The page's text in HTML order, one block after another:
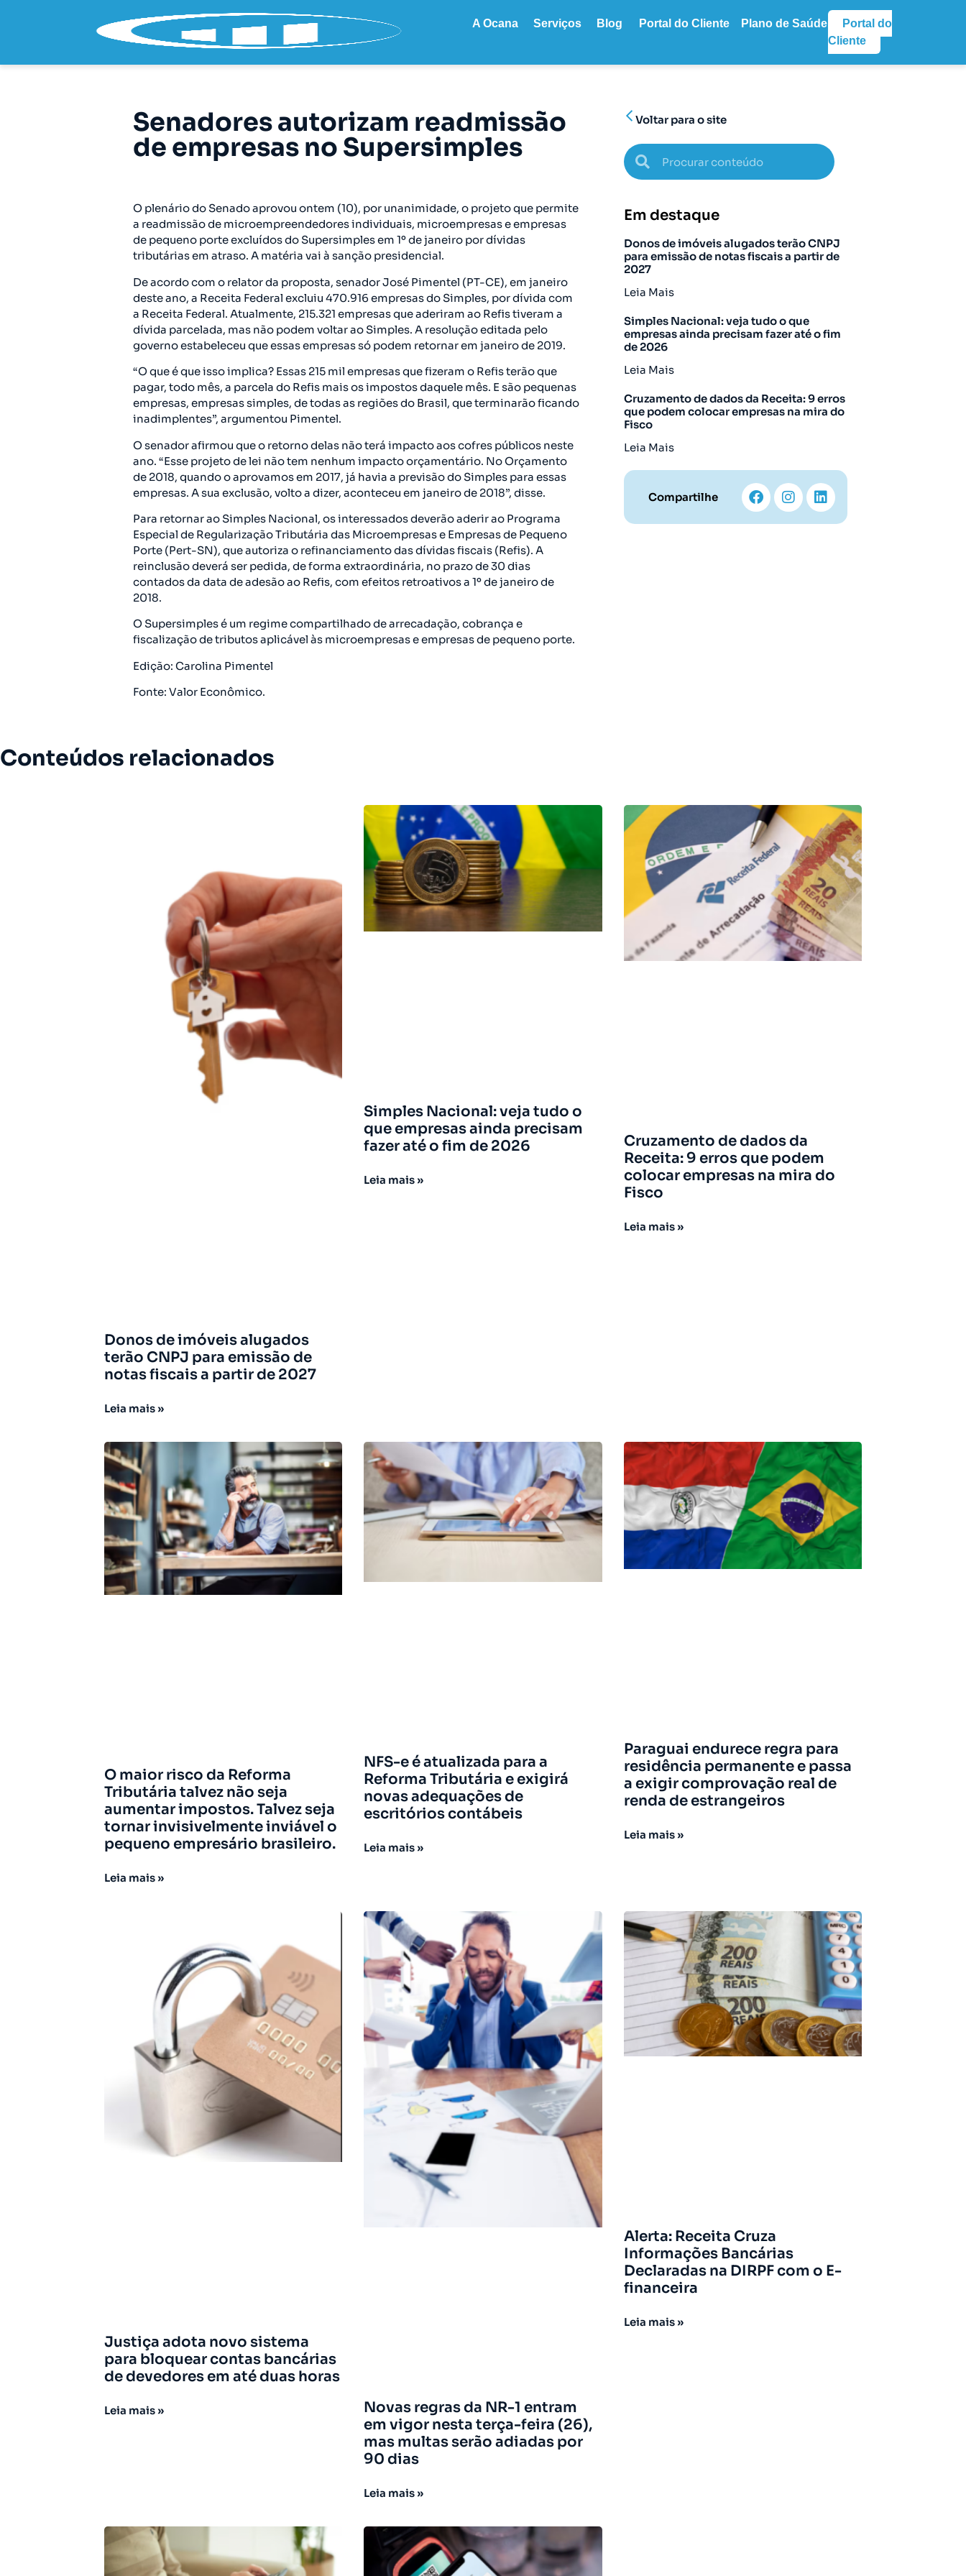
A Ocana Serviços Blog Portal do Cliente Plano de Saúde
Portal do
Cliente
Senadores autorizam readmissão
de empresas no Supersimples
O plenário do Senado aprovou ontem (10), por unanimidade, o projeto que permite
a readmissão de microempreendedores individuais, microempresas e empresas
de pequeno porte excluídos do Supersimples em 1º de janeiro por dívidas
tributárias em atraso. A matéria vai à sanção presidencial.
De acordo com o relator da proposta, senador José Pimentel (PT-CE), em janeiro
deste ano, a Receita Federal excluiu 470.916 empresas do Simples, por dívida com
a Receita Federal. Atualmente, 215.321 empresas que aderiram ao Refis tiveram a
dívida parcelada, mas não podem voltar ao Simples. A resolução editada pelo
governo estabeleceu que essas empresas só podem retornar em janeiro de 2019.
“O que é que isso implica? Essas 215 mil empresas que fizeram o Refis terão que
pagar, todo mês, a parcela do Refis mais os impostos daquele mês. E são pequenas
empresas, empresas simples, de todas as regiões do Brasil, que terminarão ficando
inadimplentes”, argumentou Pimentel.
O senador afirmou que o retorno delas não terá impacto aos cofres públicos neste
ano. “Esse projeto de lei não tem nenhum impacto orçamentário. No Orçamento
de 2018, quando o aprovamos em 2017, já havia a previsão do Simples para essas
empresas. A sua exclusão, volto a dizer, aconteceu em janeiro de 2018”, disse.
Para retornar ao Simples Nacional, os interessados deverão aderir ao Programa
Especial de Regularização Tributária das Microempresas e Empresas de Pequeno
Porte (Pert-SN), que autoriza o refinanciamento das dívidas fiscais (Refis). A
reinclusão deverá ser pedida, de forma extraordinária, no prazo de 30 dias
contados da data de adesão ao Refis, com efeitos retroativos a 1º de janeiro de
2018.
O Supersimples é um regime compartilhado de arrecadação, cobrança e
fiscalização de tributos aplicável às microempresas e empresas de pequeno porte.
Edição: Carolina Pimentel
Fonte: Valor Econômico.
Voltar para o site
Em destaque
Donos de imóveis alugados terão CNPJ
para emissão de notas fiscais a partir de
2027
Leia Mais
Simples Nacional: veja tudo o que
empresas ainda precisam fazer até o fim
de 2026
Leia Mais
Cruzamento de dados da Receita: 9 erros
que podem colocar empresas na mira do
Fisco
Leia Mais
Compartilhe
Conteúdos relacionados
Donos de imóveis alugados
terão CNPJ para emissão de
notas fiscais a partir de 2027
Leia mais »
Simples Nacional: veja tudo o
que empresas ainda precisam
fazer até o fim de 2026
Leia mais »
Cruzamento de dados da
Receita: 9 erros que podem
colocar empresas na mira do
Fisco
Leia mais »
O maior risco da Reforma
Tributária talvez não seja
aumentar impostos. Talvez seja
tornar invisivelmente inviável o
pequeno empresário brasileiro.
Leia mais »
NFS-e é atualizada para a
Reforma Tributária e exigirá
novas adequações de
escritórios contábeis
Leia mais »
Paraguai endurece regra para
residência permanente e passa
a exigir comprovação real de
renda de estrangeiros
Leia mais »
Justiça adota novo sistema
para bloquear contas bancárias
de devedores em até duas horas
Leia mais »
Novas regras da NR-1 entram
em vigor nesta terça-feira (26),
mas multas serão adiadas por
90 dias
Leia mais »
Alerta: Receita Cruza
Informações Bancárias
Declaradas na DIRPF com o E-
financeira
Leia mais »